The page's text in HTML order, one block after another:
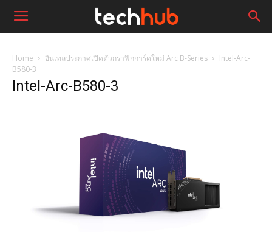
Home อินเทลประกาศเปิดตัวกราฟิกการ์ดใหม่ Arc B-Series
Intel-Arc-
B580-3
Intel-Arc-B580-3